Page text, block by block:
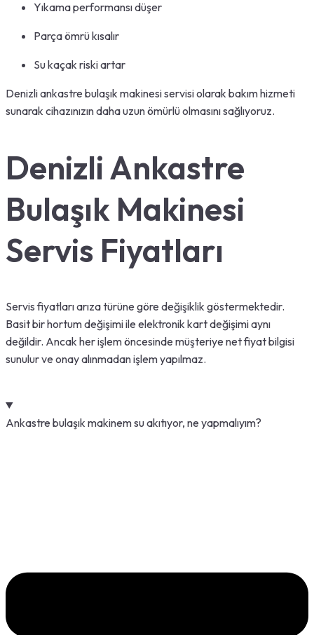
Yıkama performansı düşer
Parça ömrü kısalır
Su kaçak riski artar
Denizli ankastre bulaşık makinesi servisi olarak bakım hizmeti
sunarak cihazınızın daha uzun ömürlü olmasını sağlıyoruz.
Denizli Ankastre
Bulaşık Makinesi
Servis Fiyatları
Servis fiyatları arıza türüne göre değişiklik göstermektedir.
Basit bir hortum değişimi ile elektronik kart değişimi aynı
değildir. Ancak her işlem öncesinde müşteriye net fiyat bilgisi
sunulur ve onay alınmadan işlem yapılmaz.
Ankastre bulaşık makinem su akıtıyor, ne yapmalıyım?